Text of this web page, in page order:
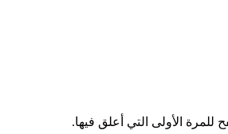
الأولى التي أعلق فيها.